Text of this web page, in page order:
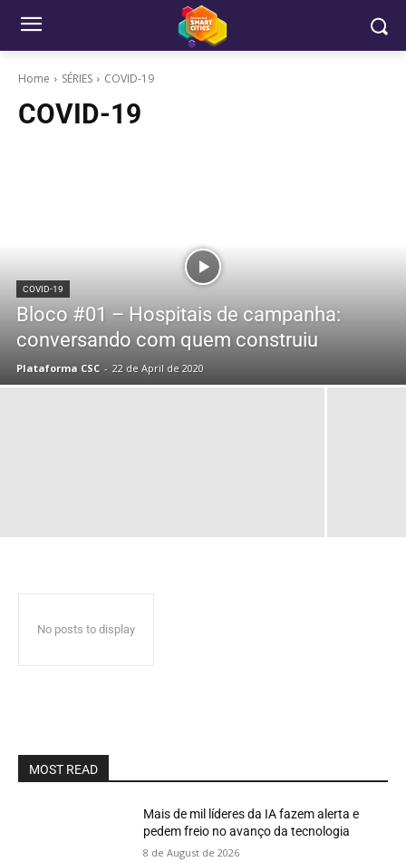
Home SÉRIES COVID-19
COVID-19
COVID-19
Bloco #01 – Hospitais de campanha:
conversando com quem construiu
Plataforma CSC - 22 de April de 2020
No posts to display
MOST READ
Mais de mil líderes da IA fazem alerta e
pedem freio no avanço da tecnologia
8 de August de 2026